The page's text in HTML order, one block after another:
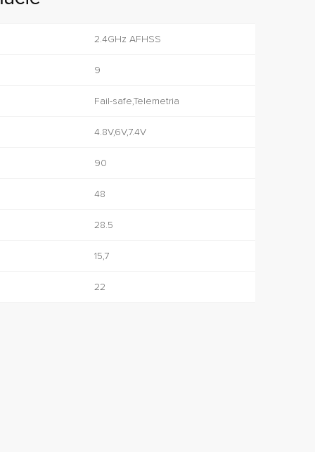
2.4GHz AFHSS
9
Fail-safe,Telemetria
4.8V,6V,7.4V
90
48
28.5
15,7
22